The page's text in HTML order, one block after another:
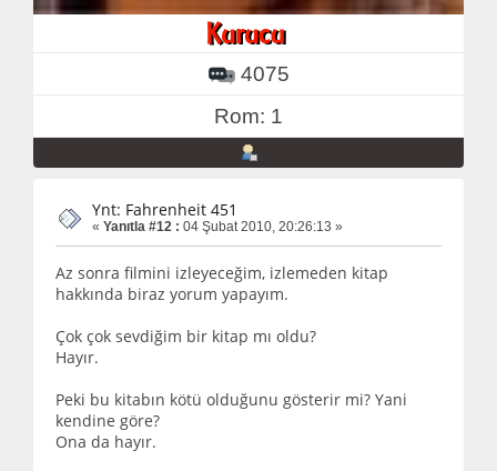
4075
Rom: 1
Ynt: Fahrenheit 451
« Yanıtla #12 : 04 Şubat 2010, 20:26:13 »
Az sonra filmini izleyeceğim, izlemeden kitap
hakkında biraz yorum yapayım.
Çok çok sevdiğim bir kitap mı oldu?
Hayır.
Peki bu kitabın kötü olduğunu gösterir mi? Yani
kendine göre?
Ona da hayır.